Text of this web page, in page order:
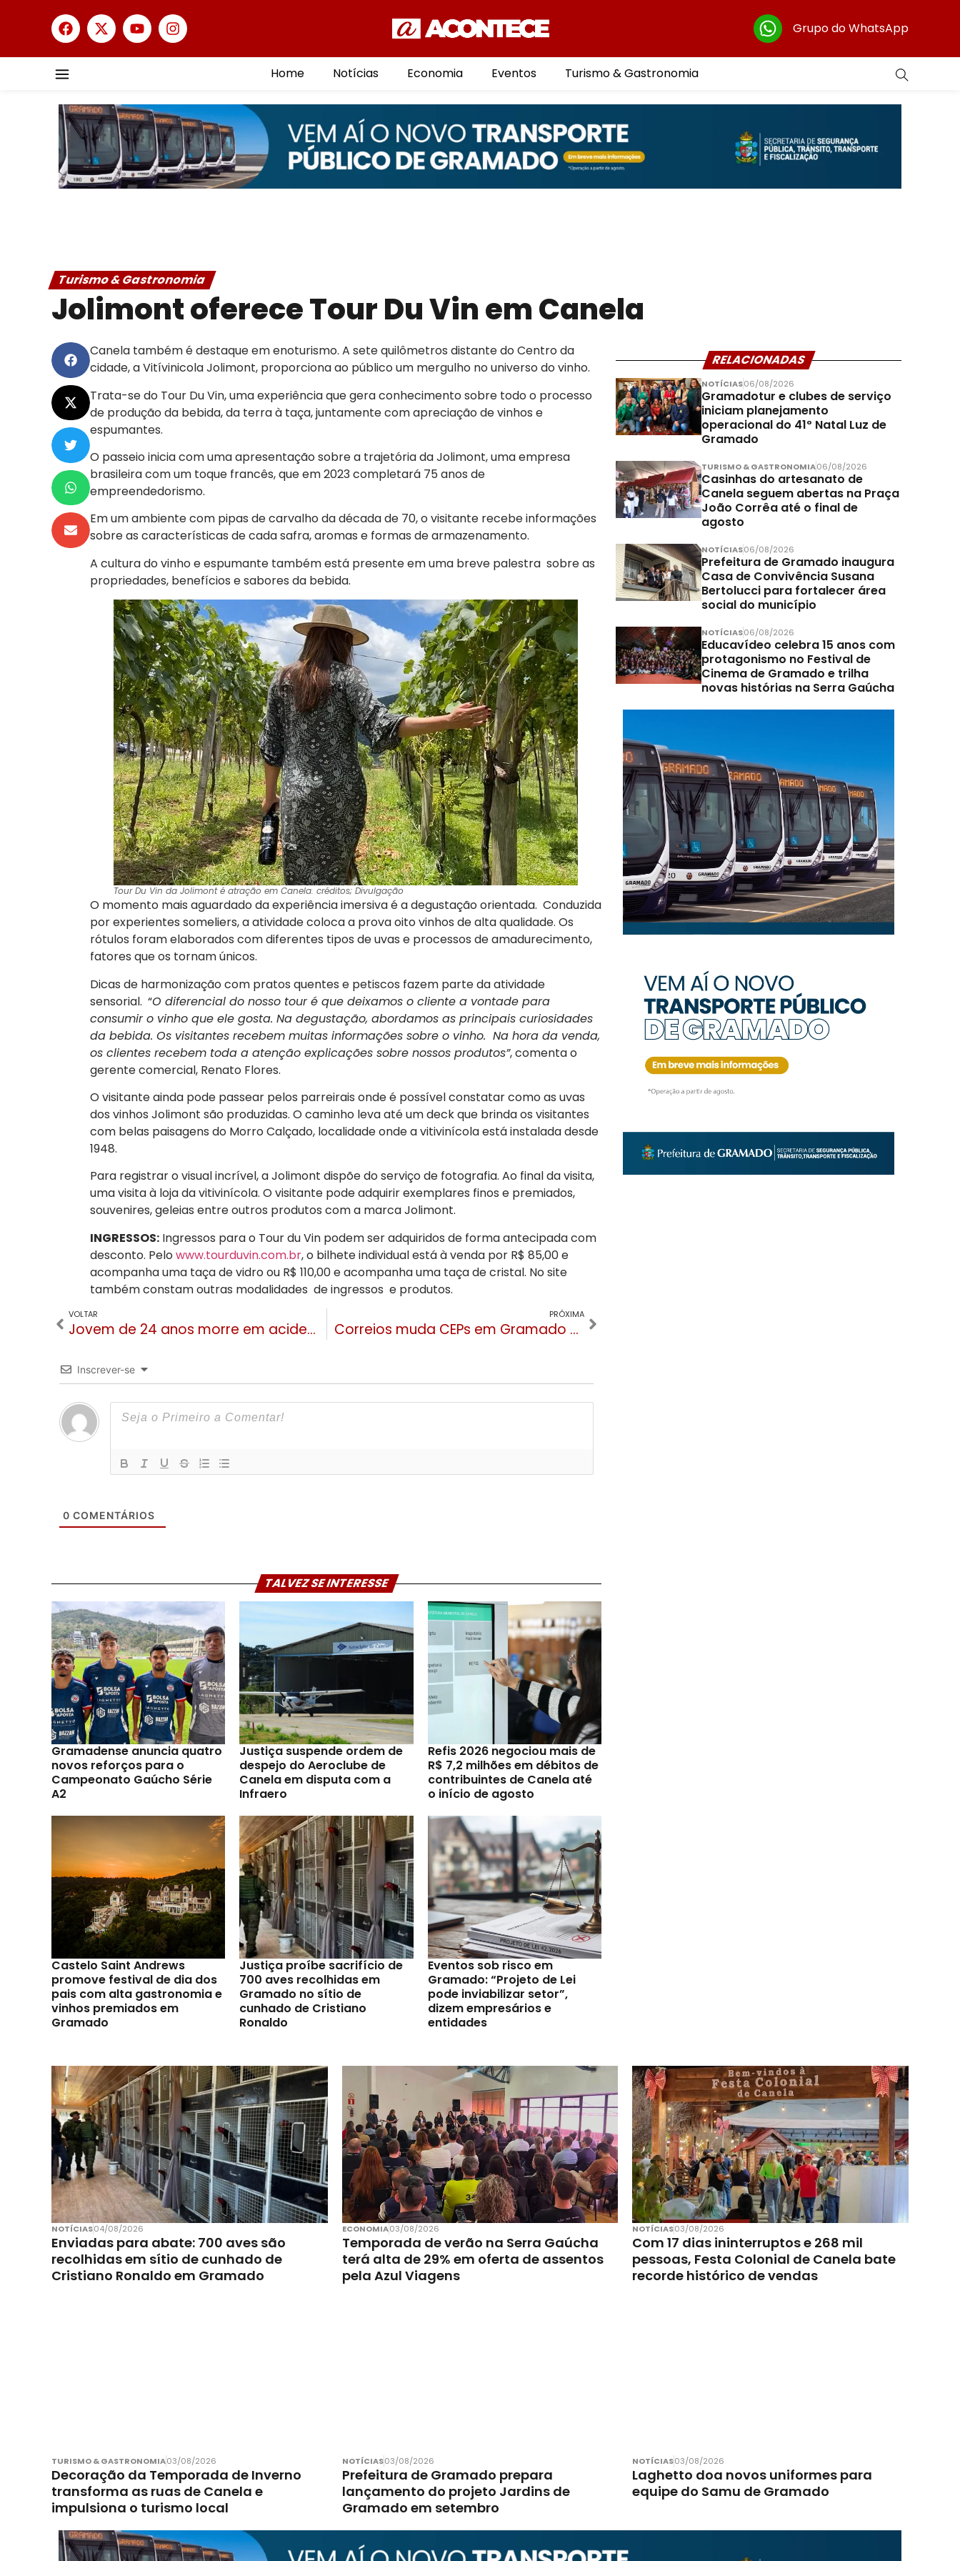
Grupo do WhatsApp
Home Notícias Economia Eventos Turismo & Gastronomia
Turismo & Gastronomia
Jolimont oferece Tour Du Vin em Canela
Canela também é destaque em enoturismo. A sete quilômetros distante do Centro da
cidade, a Vitívinicola Jolimont, proporciona ao público um mergulho no universo do vinho.
Trata-se do Tour Du Vin, uma experiência que gera conhecimento sobre todo o processo
de produção da bebida, da terra à taça, juntamente com apreciação de vinhos e
espumantes.
O passeio inicia com uma apresentação sobre a trajetória da Jolimont, uma empresa
brasileira com um toque francês, que em 2023 completará 75 anos de
empreendedorismo.
Em um ambiente com pipas de carvalho da década de 70, o visitante recebe informações
sobre as características de cada safra, aromas e formas de armazenamento.
A cultura do vinho e espumante também está presente em uma breve palestra sobre as
propriedades, benefícios e sabores da bebida.
Tour Du Vin da Jolimont é atração em Canela. créditos; Divulgação
O momento mais aguardado da experiência imersiva é a degustação orientada. Conduzida
por experientes someliers, a atividade coloca a prova oito vinhos de alta qualidade. Os
rótulos foram elaborados com diferentes tipos de uvas e processos de amadurecimento,
fatores que os tornam únicos.
Dicas de harmonização com pratos quentes e petiscos fazem parte da atividade
sensorial. “O diferencial do nosso tour é que deixamos o cliente a vontade para
consumir o vinho que ele gosta. Na degustação, abordamos as principais curiosidades
da bebida. Os visitantes recebem muitas informações sobre o vinho. Na hora da venda,
os clientes recebem toda a atenção explicações sobre nossos produtos”, comenta o
gerente comercial, Renato Flores.
O visitante ainda pode passear pelos parreirais onde é possível constatar como as uvas
dos vinhos Jolimont são produzidas. O caminho leva até um deck que brinda os visitantes
com belas paisagens do Morro Calçado, localidade onde a vitivinícola está instalada desde
1948.
Para registrar o visual incrível, a Jolimont dispõe do serviço de fotografia. Ao final da visita,
uma visita à loja da vitivinícola. O visitante pode adquirir exemplares finos e premiados,
souvenires, geleias entre outros produtos com a marca Jolimont.
INGRESSOS:Ingressos para o Tour du Vin podem ser adquiridos de forma antecipada com
desconto. Pelowww.tourduvin.com.br, o bilhete individual está à venda por R$ 85,00 e
acompanha uma taça de vidro ou R$ 110,00 e acompanha uma taça de cristal. No site
também constam outras modalidades de ingressos e produtos.
VOLTAR
Jovem de 24 anos morre em acidente de carro entre Gramado e Nova Petrópolis
PRÓXIMA
Correios muda CEPs em Gramado e Canela. Saiba como pesquisar o novo número do seu endereço
Inscrever-se
0 COMENTÁRIOS
TALVEZ SE INTERESSE
Gramadense anuncia quatro
novos reforços para o
Campeonato Gaúcho Série
A2
Justiça suspende ordem de
despejo do Aeroclube de
Canela em disputa com a
Infraero
Refis 2026 negociou mais de
R$ 7,2 milhões em débitos de
contribuintes de Canela até
o início de agosto
Castelo Saint Andrews
promove festival de dia dos
pais com alta gastronomia e
vinhos premiados em
Gramado
Justiça proíbe sacrifício de
700 aves recolhidas em
Gramado no sítio de
cunhado de Cristiano
Ronaldo
Eventos sob risco em
Gramado: “Projeto de Lei
pode inviabilizar setor”,
dizem empresários e
entidades
RELACIONADAS
NOTÍCIAS06/08/2026
Gramadotur e clubes de serviço
iniciam planejamento
operacional do 41º Natal Luz de
Gramado
TURISMO & GASTRONOMIA06/08/2026
Casinhas do artesanato de
Canela seguem abertas na Praça
João Corrêa até o final de
agosto
NOTÍCIAS06/08/2026
Prefeitura de Gramado inaugura
Casa de Convivência Susana
Bertolucci para fortalecer área
social do município
NOTÍCIAS06/08/2026
Educavídeo celebra 15 anos com
protagonismo no Festival de
Cinema de Gramado e trilha
novas histórias na Serra Gaúcha
NOTÍCIAS04/08/2026
Enviadas para abate: 700 aves são
recolhidas em sítio de cunhado de
Cristiano Ronaldo em Gramado
ECONOMIA03/08/2026
Temporada de verão na Serra Gaúcha
terá alta de 29% em oferta de assentos
pela Azul Viagens
NOTÍCIAS03/08/2026
Com 17 dias ininterruptos e 268 mil
pessoas, Festa Colonial de Canela bate
recorde histórico de vendas
TURISMO & GASTRONOMIA03/08/2026
Decoração da Temporada de Inverno
transforma as ruas de Canela e
impulsiona o turismo local
NOTÍCIAS03/08/2026
Prefeitura de Gramado prepara
lançamento do projeto Jardins de
Gramado em setembro
NOTÍCIAS03/08/2026
Laghetto doa novos uniformes para
equipe do Samu de Gramado